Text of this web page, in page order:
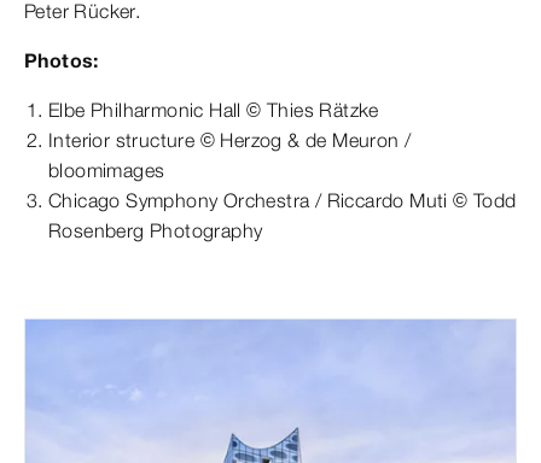
Peter Rücker.
Photos:
Elbe Philharmonic Hall © Thies Rätzke
Interior structure © Herzog & de Meuron /
bloomimages
Chicago Symphony Orchestra / Riccardo Muti © Todd
Rosenberg Photography